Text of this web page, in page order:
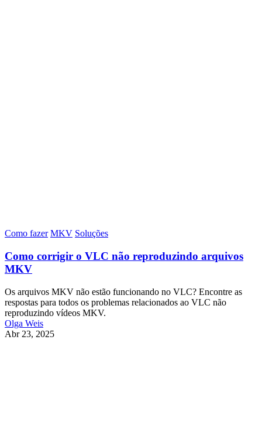
Como fazer MKV Soluções
Como corrigir o VLC não reproduzindo arquivos
MKV
Os arquivos MKV não estão funcionando no VLC? Encontre as
respostas para todos os problemas relacionados ao VLC não
reproduzindo vídeos MKV.
Olga Weis
Abr 23, 2025